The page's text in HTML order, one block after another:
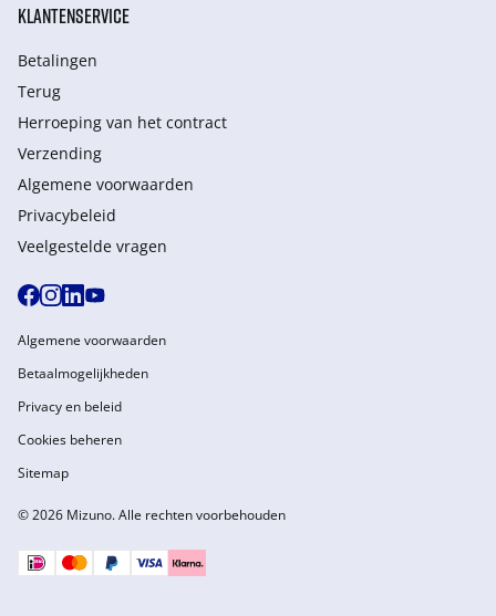
KLANTENSERVICE
Betalingen
Terug
Herroeping van het contract
Verzending
Algemene voorwaarden
Privacybeleid
Veelgestelde vragen
© 2026 Mizuno. Alle rechten voorbehouden
Algemene voorwaarden
Betaalmogelijkheden
Privacy en beleid
Cookies beheren
Sitemap